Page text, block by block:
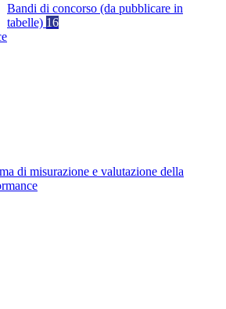
Bandi di concorso (da pubblicare in
tabelle) 16
di misurazione e valutazione della